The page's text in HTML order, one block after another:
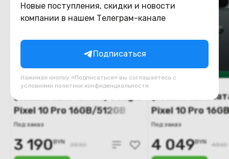
Новые поступления, скидки и новости
компании в нашем Телеграм-канале
Подписаться
Нажимая кнопку «Подписаться» вы соглашаетесь с
условиями политики конфиденциальности
(новый. запечатан.) Google
Pixel 10 Pro 16GB/512GB
(лунный камень)
Под заказ
3 190BYN 3830
(новый.
Pixel 10 Pro
(обсидиан)
Под заказ
4 049BYN 4860